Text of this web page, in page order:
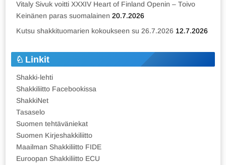
Vitaly Sivuk voitti XXXIV Heart of Finland Openin – Toivo
Keinänen paras suomalainen 20.7.2026
Kutsu shakkituomarien kokoukseen su 26.7.2026 12.7.2026
Linkit
Shakki-lehti
Shakkiliitto Facebookissa
ShakkiNet
Tasaselo
Suomen tehtäväniekat
Suomen Kirjeshakkiliitto
Maailman Shakkiliitto FIDE
Euroopan Shakkiliitto ECU